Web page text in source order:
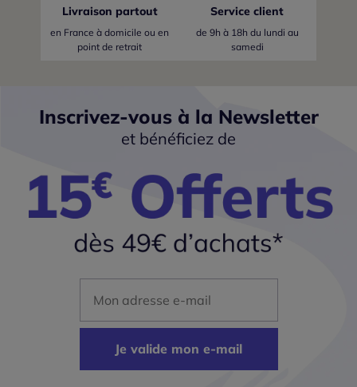
Livraison partout
en France à domicile ou en
point de retrait
Service client
de 9h à 18h du lundi au
samedi
Inscrivez-vous à la Newsletter
et bénéficiez de
Je valide mon e-mail